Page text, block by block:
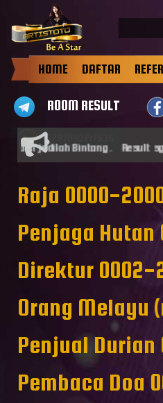
+6287853217536
HOME DAFTAR
ROOM RESULT
Bintang . Result sgp toto
Raja 0000-
Penjaga Hutan
Direktur 0002-
Orang Melayu
Penjual
Pembaca Doa